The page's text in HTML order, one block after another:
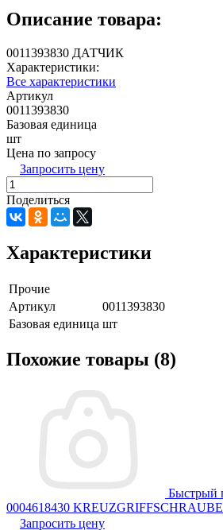
Описание товара:
0011393830
Характеристики:
Все характеристики
Артикул
0011393830
Базовая единица
шт
Цена по запросу
Запросить цену
Поделиться
Характеристики
Прочие
Артикул
0011393830
Базовая единица шт
Похожие товары (8)
Быстрый
0004618430 KREUZGRIFFSCHRAUBE
Запросить цену